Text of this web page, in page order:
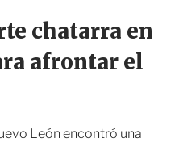
i
r
chatarra en
afrontar el
León encontró una